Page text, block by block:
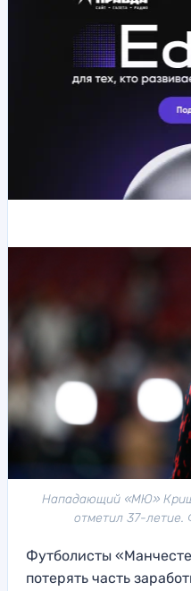
Нападающий «МЮ»
отметил 37-летие.
Футболисты
потерять часть